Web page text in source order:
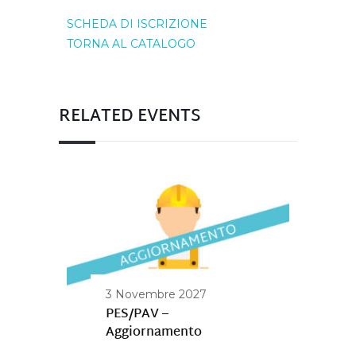
SCHEDA DI ISCRIZIONE
TORNA AL CATALOGO
RELATED EVENTS
3 Novembre 2027
PES/PAV –
Aggiornamento